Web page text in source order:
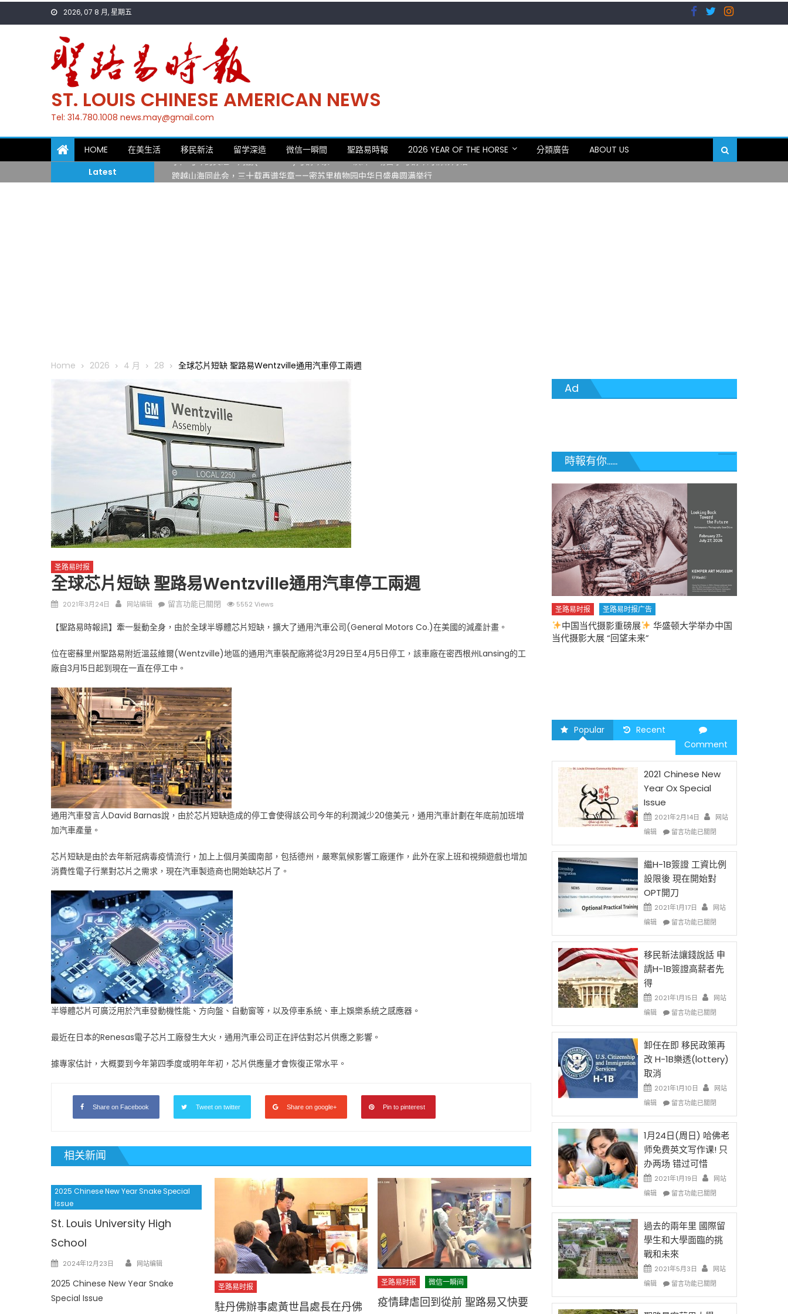
2026, 07 8 月, 星期五
ST. LOUIS CHINESE AMERICAN NEWS
Tel: 314.780.1008 news.may@gmail.com
HOME 在美生活 移民新法 留学深造 微信一瞬間 聖路易時報 2026 YEAR OF THE HORSE 分類廣告
ABOUT US
Latest
一晃三十年，初夏又相逢。中华日，等你来赴约 —— 密苏里植物园“中华日三十周年特别报道（五）
跨越山海同此会，三十载再谱华章——密苏里植物园中华日盛典圆满举行
Home 2026 4 月 28 全球芯片短缺 聖路易Wentzville通用汽車停工兩週
圣路易时报
全球芯片短缺 聖路易Wentzville通用汽車停工兩週
Posted
2021年3月24日 Author
网站编辑
在
球
片
短
聖
路
易
Wentzville
通
用
汽
車
停
工
中
留言功能已關閉 5552 Views
【聖路易時報訊】牽一髮動全身，由於全球半導體芯片短缺，擴大了通用汽車公司(General Motors Co.)在美國的減產計畫。
位在密蘇里州聖路易附近溫茲維爾(Wentzville)地區的通用汽車裝配廠將從3月29日至4月5日停工，該車廠在密西根州Lansing的工
廠自3月15日起到現在一直在停工中。
通用汽車發言人David Barnas說，由於芯片短缺造成的停工會使得該公司今年的利潤減少20億美元，通用汽車計劃在年底前加班增
加汽車產量。
芯片短缺是由於去年新冠病毒疫情流行，加上上個月美國南部，包括德州，嚴寒氣候影響工廠運作，此外在家上班和視頻遊戲也增加
消費性電子行業對芯片之需求，現在汽車製造商也開始缺芯片了。
半導體芯片可廣泛用於汽車發動機性能、方向盤、自動窗等，以及停車系統、車上娛樂系統之感應器。
最近在日本的Renesas電子芯片工廠發生大火，通用汽車公司正在評估對芯片供應之影響。
據專家估計，大概要到今年第四季度或明年年初，芯片供應量才會恢復正常水平。
Share on Facebook Tweet on twitter Share on google+ Pin to pinterest
相关新闻
2025 Chinese New Year Snake Special
Issue
St. Louis University High
School
Posted
2024年12月23日 Author
网站编辑
2025 Chinese New Year Snake
Special Issue
圣路易时报
駐丹佛辦事處黃世昌處長在丹佛
圣路易时报 微信一瞬间
疫情肆虐回到從前 聖路易又快要
Ad
時報有你......
Lu Team 卢长志
圣路易时报 圣路易时报广告
条件者使用 欢迎参加索取! 4月18日星期六 上午
9点至中午 Grace UM Church
圣路易时报 圣路易时报广告
Grace UM Church 免费健康检查
圣路易时报 圣路易时报广告
中国当代摄影重磅展
华盛顿大学举办中国
当代摄影大展 “回望未来”
Popular
Recent
Comment
2021 Chinese New
Year Ox Special
Issue
2021年2月14日
网站
编辑
在
Chinese
New
Year
Ox
Special
Issue〉
中
留言功能已關閉
繼H-1B簽證 工資比例
設限後 現在開始對
OPT開刀
2021年1月17日
网站
编辑
在
H-
1B
簽
證
資
比
設
限
後
現
開
始
對
OPT
開
刀〉
中
留言功能已關閉
移民新法讓錢說話 申
請H-1B簽證高薪者先
得
2021年1月15日
网站
编辑
在
民
新
法
讓
說
話
請
H-
1B
簽
證
高
薪
者
先
得〉
中
留言功能已關閉
卸任在即 移民政策再
改 H-1B樂透(lottery)
取消
2021年1月10日
网站
编辑
在
任
在
即
移
民
政
策
改
H-
1B
樂
透
(lottery)
取
消〉
中
留言功能已關閉
1月24日(周日) 哈佛老
师免费英文写作课! 只
办两场 错过可惜
2021年1月19日
网站
编辑
在
月
24
日
(周
日)
哈
佛
师
留言功能已關閉
過去的兩年里 國際留
學生和大學面臨的挑
戰和未來
2021年5月3日
网站
编辑
在
去
留言功能已關閉